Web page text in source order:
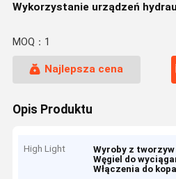
Wykorzystanie urządzeń
MOQ：1
Najlepsza cena
Opis Produktu
High Light Wyroby z
Węgiel do
Włączenia do